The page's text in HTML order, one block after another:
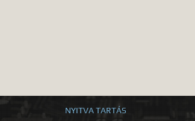
NYITVA TARTÁS